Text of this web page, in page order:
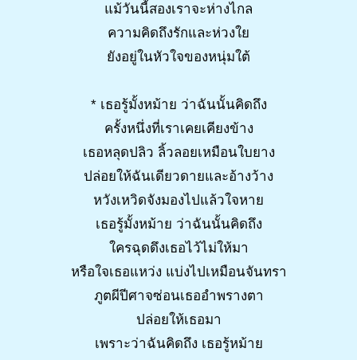
แม้วันนี้สองเราจะห่างไกล
ความคิดถึงรักและห่วงใย
ยังอยู่ในหัวใจของหนุ่มใต้
* เธอรู้มั้งหม้าย ว่าฉันนั้นคิดถึง
ครั้งหนึ่งที่เราเคยเคียงข้าง
เธอหลุดปลิว ลิ้วลอยเหมือนใบยาง
ปล่อยให้ฉันเดียวดายและอ้างว้าง
หวังเหวิดจังมองไปแล้วใจหาย
เธอรู้มั้งหม้าย ว่าฉันนั้นคิดถึง
ใครฉุดดึงเธอไว้ไม่ให้มา
หรือใจเธอแหว่ง แบ่งไปเหมือนจันทรา
ภูตผีปีศาจซ่อนเธออำพรางตา
ปล่อยให้เธอมา
เพราะว่าฉันคิดถึง เธอรู้หม้าย